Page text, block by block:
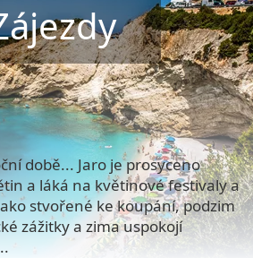
době... Jaro je prosyceno
a láká na květinové festivaly a
stvořené ke koupání, podzim
zážitky a zima uspokojí